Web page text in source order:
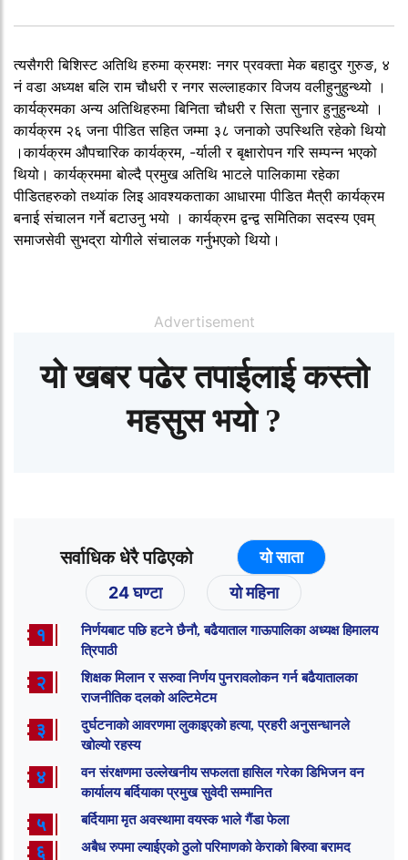
त्यसैगरी बिशिस्ट अतिथि हरुमा क्रमशः नगर प्रवक्ता मेक बहादुर गुरुङ, ४
नं वडा अध्यक्ष बलि राम चौधरी र नगर सल्लाहकार विजय वलीहुनुहुन्थ्यो ।
कार्यक्रमका अन्य अतिथिहरुमा बिनिता चौधरी र सिता सुनार हुनुहुन्थ्यो ।
कार्यक्रम २६ जना पीडित सहित जम्मा ३८ जनाको उपस्थिति रहेको थियो
।कार्यक्रम औपचारिक कार्यक्रम, -र्याली र बृक्षारोपन गरि सम्पन्न भएको
थियो। कार्यक्रममा बोल्दै प्रमुख अतिथि भाटले पालिकामा रहेका
पीडितहरुको तथ्यांक लिइ आवश्यकताका आधारमा पीडित मैत्री कार्यक्रम
बनाई संचालन गर्ने बटाउनु भयाे । कार्यक्रम द्वन्द्व समितिका सदस्य एवम्
समाजसेवी सुभद्रा योगीले संचालक गर्नुभएको थियो।
Advertisement
यो खबर पढेर तपाईलाई कस्तो
महसुस भयो ?
सर्वाधिक धेरै पढिएको
यो साता
24 घण्टा
यो महिना
१
निर्णयबाट पछि हटने छैनौ, बढैयाताल गाऊपालिका अध्यक्ष हिमालय
त्रिपाठी
२
शिक्षक मिलान र सरुवा निर्णय पुनरावलोकन गर्न बढैयातालका
राजनीतिक दलको अल्टिमेटम
३
दुर्घटनाको आवरणमा लुकाइएको हत्या, प्रहरी अनुसन्धानले
खोल्यो रहस्य
४
वन संरक्षणमा उल्लेखनीय सफलता हासिल गरेका डिभिजन वन
कार्यालय बर्दियाका प्रमुख सुवेदी सम्मानित
५ बर्दियामा मृत अवस्थामा वयस्क भाले गैंडा फेला
६ अबैध रुपमा ल्याईएको ठुलो परिमाणको केराको बिरुवा बरामद